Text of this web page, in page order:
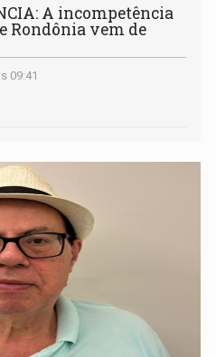
A incompetência
Rondônia vem de
09:41